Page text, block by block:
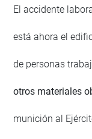
El accidente
está ahora el
de personas
otros materiales
munición al